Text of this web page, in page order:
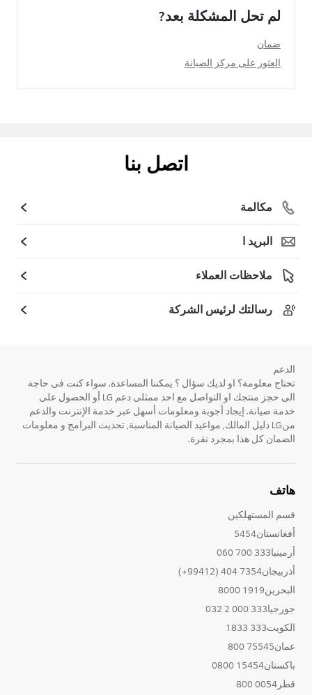
لم تحل المشكلة بعد?
ضمان
العثور على مركز الصيانة
اتصل بنا
مكالمة
البريد ا
ملاحظات العملاء
رسالتك لرئيس الشركة
الدعم
تحتاج معلومة؟ او لديك سؤال ؟ يمكننا المساعدة. سواء كنت فى حاجة
الى حجز منتجك او التواصل مع احد ممثلى دعم LG أو الحصول على
خدمة صيانة. إيجاد أجوبة ومعلومات أسهل عبر خدمة الإنترنت والدعم
منLG دليل المالك, مواعيد الصيانة المناسبة, تحديث البرامج و معلومات
الضمان كل هذا بمجرد نقرة.
هاتف
قسم المستهلكين
أفغانستان5454
أرمينيا333 700 060
أذربيجان7354 404 (99412+)
البحرين1919 8000
جورجيا333 000 2 032
الكويت333 1833
عمان75545 800
باكستان15454 0800
قطر0054 800